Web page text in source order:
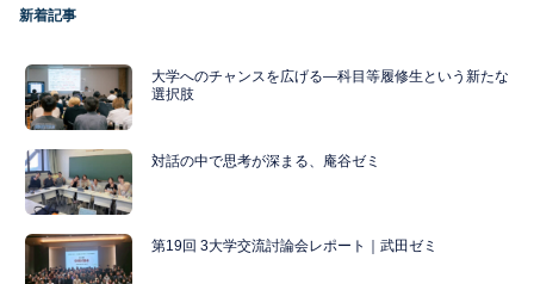
新着記事
大学へのチャンスを広げる―科目等履修生という新たな
選択肢
対話の中で思考が深まる、庵谷ゼミ
第19回 3大学交流討論会レポート｜武田ゼミ